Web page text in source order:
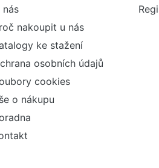
nás
nakoupit u nás
ke stažení
osobních údajů
cookies
o nákupu